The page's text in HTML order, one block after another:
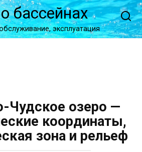
бассейнах
эксплуатация
Чудское озеро —
координаты,
зона и рельеф